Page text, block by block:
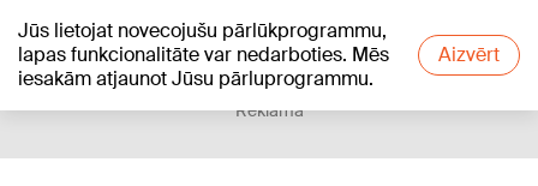
Jūs lietojat novecojušu pārlūkprogrammu,
lapas funkcionalitāte var nedarboties. Mēs
iesakām atjaunot Jūsu pārluprogrammu.
Aizvērt
+18°C
Reklāma